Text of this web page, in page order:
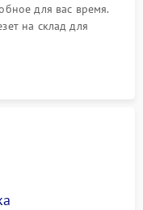
для вас время.
на склад для